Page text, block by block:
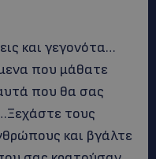
και γεγονότα…
που μάθατε
που θα σας
τους
και βγάλτε